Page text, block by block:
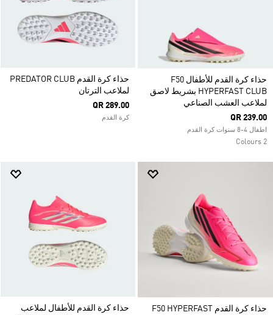
حذاء كرة القدم للأطفال F50
HYPERFAST CLUB بشريط لاصق
لملاعب العشب الصناعي
QR 239.00
اطفال 4-8 سنوات كرة القدم
2 Colours
حذاء كرة القدم PREDATOR CLUB
لملاعب الترتان
QR 289.00
كرة القدم
حذاء كرة القدم F50 HYPERFAST
حذاء كرة القدم للأطفال لملاعب